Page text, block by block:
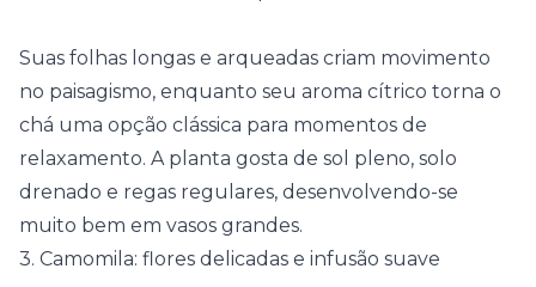
Suas folhas longas e arqueadas criam movimento
no paisagismo, enquanto seu aroma cítrico torna o
chá uma opção clássica para momentos de
relaxamento. A planta gosta de sol pleno, solo
drenado e regas regulares, desenvolvendo-se
muito bem em vasos grandes.
3. Camomila: flores delicadas e infusão suave